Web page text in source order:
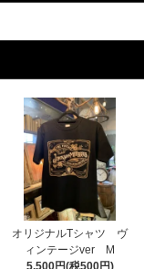
オリジナルTシャツ ヴ
ィンテージver M
5,500円(税500円)